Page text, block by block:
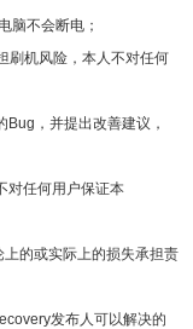
脑不会断电；
刷机风险，本人不对任何
，并提出改善建议，
对任何用户保证本
的或实际上的损失承担责
发布人可以解决的